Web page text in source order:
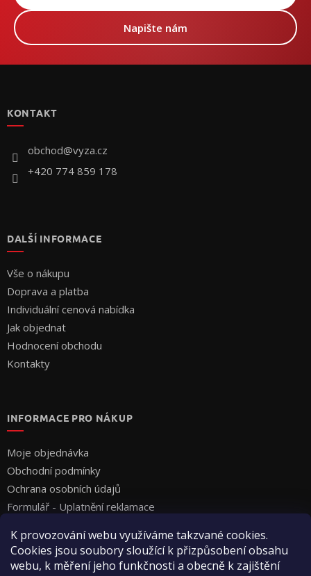
K provozování webu využíváme takzvané cookies.
Cookies jsou soubory sloužící k přizpůsobení obsahu
webu, k měření jeho funkčnosti a obecně k zajištění
Napište nám
KONTAKT
obchod@vyza.cz
+420 774 859 178
DALŠÍ INFORMACE
Vše o nákupu
Doprava a platba
Individuální cenová nabídka
Jak objednat
Hodnocení obchodu
Kontakty
INFORMACE PRO NÁKUP
Moje objednávka
Obchodní podmínky
Ochrana osobních údajů
Formulář - Uplatnění reklamace